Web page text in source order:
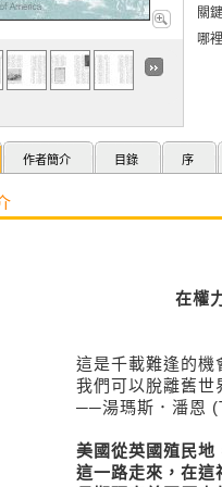
關
哪
作者簡介 目錄 序
在權
這是千載難逢的機
我們可以脫離舊世
──湯瑪斯．潘恩
美國從英國殖民地
這一路走來，在這